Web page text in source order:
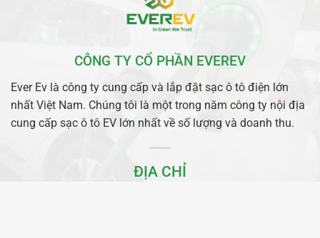
CÔNG TY CỔ PHẦN EVEREV
Ever Ev là công ty cung cấp và lắp đặt sạc ô tô điện lớn
nhất Việt Nam. Chúng tôi là một trong năm công ty nội địa
cung cấp sạc ô tô EV lớn nhất về số lượng và doanh thu.
ĐỊA CHỈ